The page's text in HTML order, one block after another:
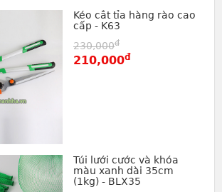
Kéo cắt tỉa hàng rào cao
cấp - K63
230,000đ
210,000đ
Túi lưới cước và khóa
màu xanh dài 35cm
(1kg) - BLX35